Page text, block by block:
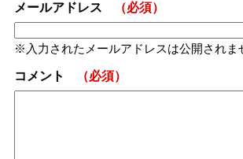
たしました。
それによ
メールアドレス （必須）
入力されたメールアドレスは公開されま
コメント （必須）